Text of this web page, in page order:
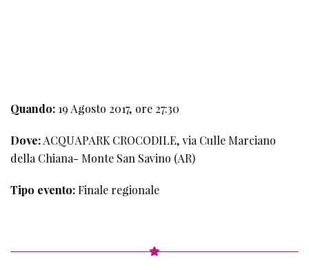
Quando: 19 Agosto 2017, ore 27:30
Dove:ACQUAPARK CROCODILE, via Culle Marciano
della Chiana- Monte San Savino (AR)
Tipo evento:Finale regionale